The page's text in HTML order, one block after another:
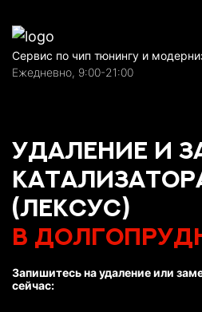
Удаление и
(Лексус)
в
Запишитесь на удаление или
сейчас:
Сервис по чип тюнингу и
Ежедневно, 9:00-21:00